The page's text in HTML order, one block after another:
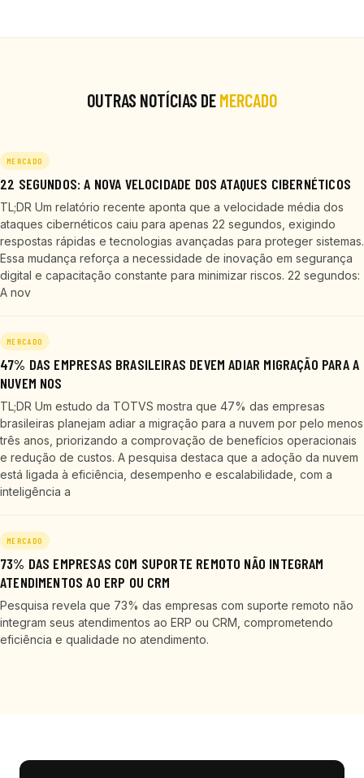
OUTRAS NOTÍCIAS DEMERCADO
MERCADO
22 SEGUNDOS: A NOVA VELOCIDADE DOS ATAQUES CIBERNÉTICOS
TL;DR Um relatório recente aponta que a velocidade média dos
ataques cibernéticos caiu para apenas 22 segundos, exigindo
respostas rápidas e tecnologias avançadas para proteger sistemas.
Essa mudança reforça a necessidade de inovação em segurança
digital e capacitação constante para minimizar riscos. 22 segundos:
A nov
MERCADO
47% DAS EMPRESAS BRASILEIRAS DEVEM ADIAR MIGRAÇÃO PARA A
NUVEM NOS
TL;DR Um estudo da TOTVS mostra que 47% das empresas
brasileiras planejam adiar a migração para a nuvem por pelo menos
três anos, priorizando a comprovação de benefícios operacionais
e redução de custos. A pesquisa destaca que a adoção da nuvem
está ligada à eficiência, desempenho e escalabilidade, com a
inteligência a
MERCADO
73% DAS EMPRESAS COM SUPORTE REMOTO NÃO INTEGRAM
ATENDIMENTOS AO ERP OU CRM
Pesquisa revela que 73% das empresas com suporte remoto não
integram seus atendimentos ao ERP ou CRM, comprometendo
eficiência e qualidade no atendimento.